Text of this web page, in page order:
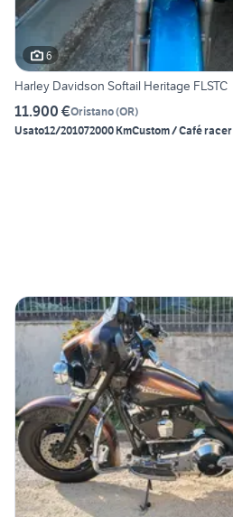
6
Harley Davidson Softail Heritage FLSTC
11.900 €Oristano(OR)
Usato12/201072000 KmCustom / Café racer